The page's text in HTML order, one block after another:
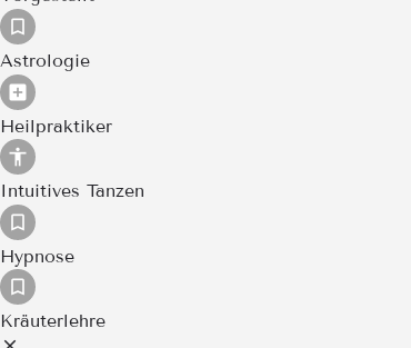
Astrologie
Heilpraktiker
Intuitives Tanzen
Hypnose
Kräuterlehre